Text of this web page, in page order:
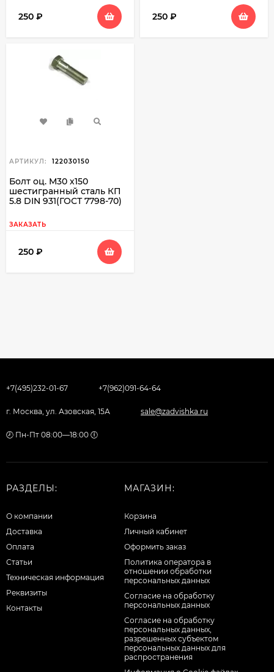
250 ₽ 250 ₽
АРТИКУЛ: 122030150
Болт оц. М30 х150
шестигранный сталь КП
5.8 DIN 931(ГОСТ 7798-70)
ЗАКАЗАТЬ
250 ₽
+7(495)232-01-67 +7(962)091-64-64
г. Москва, ул. Азовская, 15А sale@zadvishka.ru
🕗 Пн-Пт 08:00—18:00 🕕
РАЗДЕЛЫ:
О компании
Доставка
Оплата
Статьи
Техническая информация
Реквизиты
Контакты
МАГАЗИН:
Корзина
Личный кабинет
Оформить заказ
Политика оператора в
отношении обработки
персональных данных
Согласие на обработку
персональных данных
Cогласие на обработку
персональных данных,
разрешенных субъектом
персональных данных для
распространения